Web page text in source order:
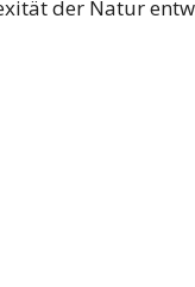
der Natur